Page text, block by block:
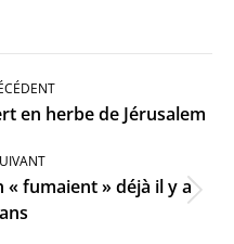
en herbe de Jérusalem
« fumaient » déjà il y a